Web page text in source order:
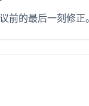
前的最后一刻修正。